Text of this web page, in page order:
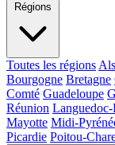
Régions
Toutes les régions
Bourgogne Bretagne
Comté Guadeloupe
Réunion
Mayotte Midi-
Picardie Poitou-